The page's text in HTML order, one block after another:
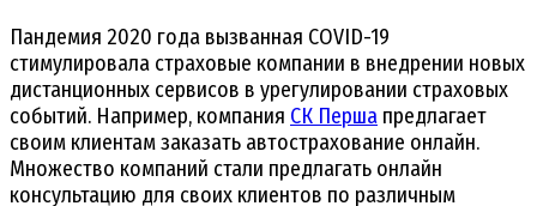
Пандемия 2020 года вызванная COVID-19
стимулировала страховые компании в внедрении новых
дистанционных сервисов в урегулировании страховых
событий. Например, компания СК Перша предлагает
своим клиентам заказать автострахование онлайн.
Множество компаний стали предлагать онлайн
консультацию для своих клиентов по различным